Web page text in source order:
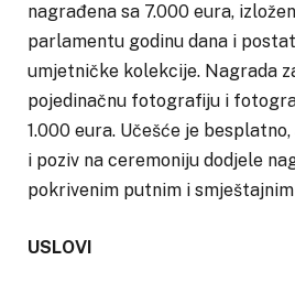
nagrađena sa 7.000 eura,
parlamentu godinu dana i
umjetničke kolekcije. Nagrada
pojedinačnu fotografiju i
1.000 eura. Učešće je
i poziv na ceremoniju dodjele
pokrivenim putnim i
USLOVI